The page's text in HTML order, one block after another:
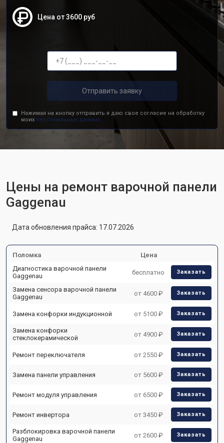
Цена от 3600 руб
Отправить заявку
Нажимая на кнопку отправить я даю свое согласие на обработку
моих персональных данных.
Цены на ремонт варочной панели
Gaggenau
Дата обновления прайса: 17.07.2026
Поломка
Цена
Диагностика варочной панели
Gaggenau
бесплатно Заказать
Замена сенсора варочной панели
Gaggenau
от 4600 ₽ Заказать
Замена конфорки индукционной от 5100 ₽ Заказать
Замена конфорки
стеклокерамической
от 4900 ₽ Заказать
Ремонт переключателя от 2550 ₽ Заказать
Замена панели управления от 5600 ₽ Заказать
Ремонт модуля управления от 6500 ₽ Заказать
Ремонт инвертора от 3450 ₽ Заказать
Разблокировка варочной панели
Gaggenau
от 2600 ₽ Заказать